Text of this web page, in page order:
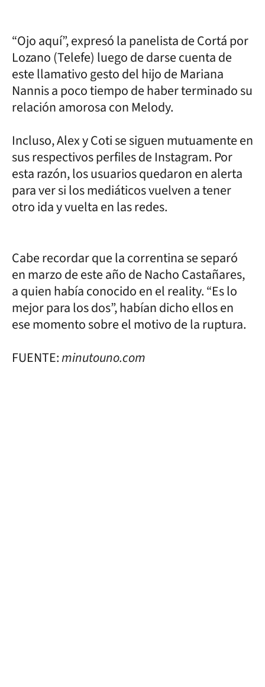
“Ojo aquí”, expresó la panelista de Cortá por
Lozano (Telefe) luego de darse cuenta de
este llamativo gesto del hijo de Mariana
Nannis a poco tiempo de haber terminado su
relación amorosa con Melody.
Incluso, Alex y Coti se siguen mutuamente en
sus respectivos perfiles de Instagram. Por
esta razón, los usuarios quedaron en alerta
para ver si los mediáticos vuelven a tener
otro ida y vuelta en las redes.
Cabe recordar que la correntina se separó
en marzo de este año de Nacho Castañares,
a quien había conocido en el reality. “Es lo
mejor para los dos”, habían dicho ellos en
ese momento sobre el motivo de la ruptura.
FUENTE:minutouno.com